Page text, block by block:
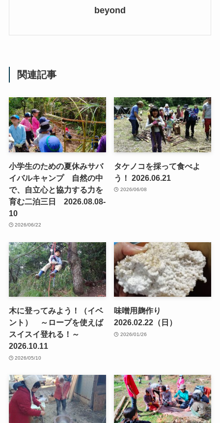
beyond
関連記事
小学生のための夏休みサバ
イバルキャンプ 自然の中
で、自立心と協力する力を
育む二泊三日 2026.08.08-
10
2026/06/22
タケノコを採って食べよ
う！ 2026.06.21
2026/06/08
木に登ってみよう！（イベ
ント） ～ロープを使えば
スイスイ登れる！～
2026.10.11
2026/05/10
味噌用麹作り
2026.02.22（日）
2026/01/26